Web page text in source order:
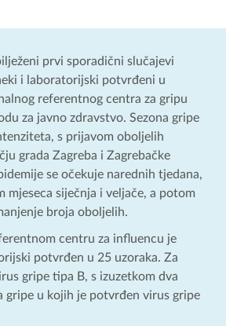
prvi sporadični slučajevi
i laboratorijski potvrđeni u
referentnog centra za gripu
za javno zdravstvo. Sezona gripe
s prijavom oboljelih
grada Zagreba i Zagrebačke
se očekuje narednih tjedana,
mjeseca siječnja i veljače, a potom
broja oboljelih.
centru za influencu je
potvrđen u 25 uzoraka. Za
gripe tipa B, s izuzetkom dva
gripe u kojih je potvrđen virus gripe